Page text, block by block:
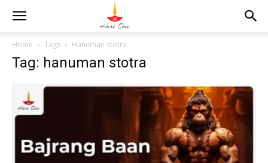
Home Tags Hanuman stotra
Tag: hanuman stotra